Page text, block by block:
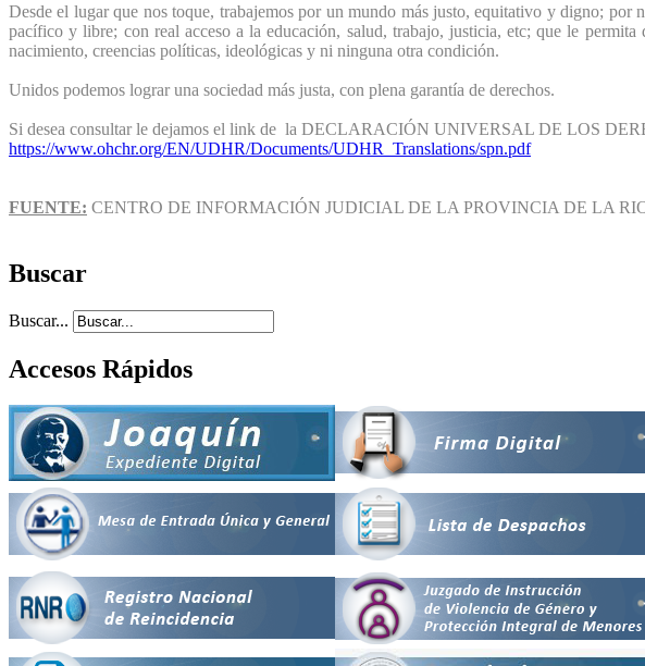
Desde el lugar que nos toque, trabajemos por un mundo más justo, equitativo y digno; por
pacífico y libre; con real acceso a la educación, salud, trabajo, justicia, etc; que le
nacimiento, creencias políticas, ideológicas y ni ninguna otra condición.
Unidos podemos lograr una sociedad más justa, con plena garantía de derechos.
Si desea consultar le dejamos el link de la DECLARACIÓN UNIVERSAL DE LOS
https://www.ohchr.org/EN/UDHR/Documents/UDHR_Translations/spn.pdf
FUENTE: CENTRO DE INFORMACIÓN JUDICIAL DE LA PROVINCIA DE LA
Buscar
Buscar...
Accesos Rápidos